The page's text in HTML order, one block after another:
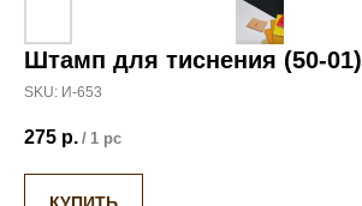
Штамп для тиснения (50-01)
SKU: И-653
275 р. / 1 pc